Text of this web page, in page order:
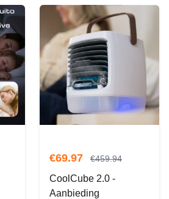
€69.97 €459.94
CoolCube 2.0 -
Aanbieding